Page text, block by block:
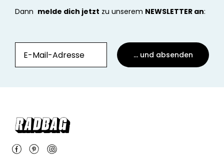
Dann melde dich jetzt zu unserem NEWSLETTER an:
... und absenden